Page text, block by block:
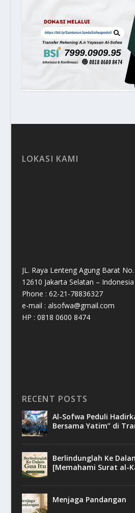
LOKASI KAMI
JL. Raya Lenteng Agung Barat
12610 Jakarta Selatan – Indonesia
Phone : 62-21-78836327
e-mail : alsofwa@gmail.com
HP : 0818 0600 8474
RECENT POSTS
Al-Sofwa Peduli
Bersama Yatim” di
Berlindunglah Ke
[Memahami Surat al-
Menjaga Pandangan